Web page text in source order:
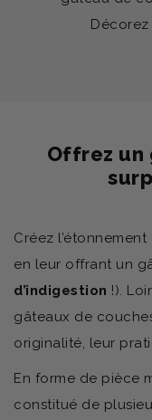
Offrez un
Créez
en leur offrant un
d’indigestion !).
gâteaux de
originalité, leur
En forme de pièce
constitué de